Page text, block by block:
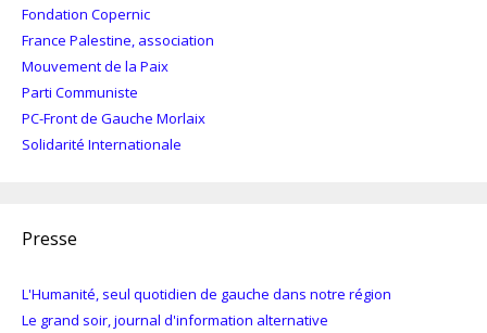
Fondation Copernic
France Palestine, association
Mouvement de la Paix
Parti Communiste
PC-Front de Gauche Morlaix
Solidarité Internationale
Presse
L'Humanité, seul quotidien de gauche dans notre région
Le grand soir, journal d'information alternative